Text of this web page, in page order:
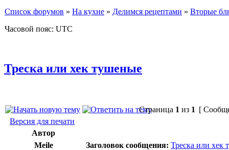
Список форумов » На кухне » Делимся рецептами » Вторые
Часовой пояс: UTC
Треска или хек тушеные
Страница 1 из 1 [
Версия для печати
Автор
Meile
Заголовок сообщения: Треска или хек